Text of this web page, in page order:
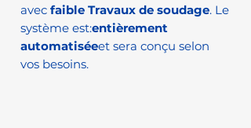
avec faible Travaux de soudage. Le
système est:entièrement
automatiséeet sera conçu selon
vos besoins.